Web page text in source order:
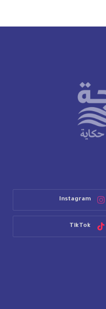
Instagram
TikTok